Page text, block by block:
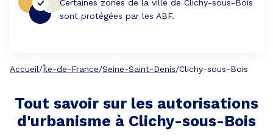
Certaines zones de la ville de Clichy-sous-Bois
sont protégées par les ABF.
Accueil/Île-de-France/Seine-Saint-Denis/Clichy-sous-Bois
Tout savoir sur les autorisations
d'urbanisme à Clichy-sous-Bois